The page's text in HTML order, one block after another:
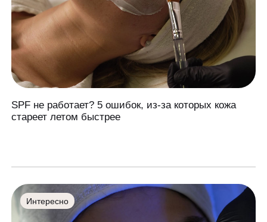
SPF не работает? 5 ошибок, из-за которых кожа
стареет летом быстрее
Интересно